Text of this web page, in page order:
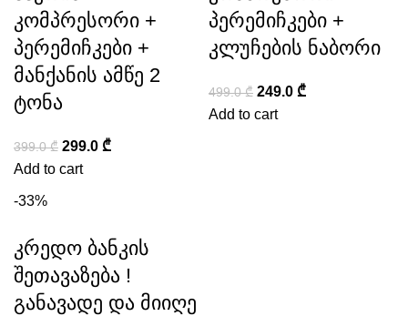
კომპრესორი +
პერემიჩკები +
მანქანის ამწე 2
ტონა
399.0₾ 299.0 ₾
Add to cart
პერემიჩკები +
კლუჩების ნაბორი
499.0₾ 249.0 ₾
Add to cart
-33%
კრედო ბანკის
შეთავაზება !
განავადე და მიიღე